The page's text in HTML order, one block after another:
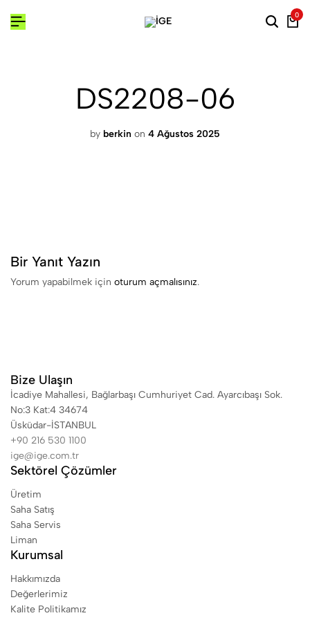
0
DS2208-06
by berkin on 4 Ağustos 2025
Bir Yanıt Yazın
Yorum yapabilmek için oturum açmalısınız.
Bize Ulaşın
İcadiye Mahallesi, Bağlarbaşı Cumhuriyet Cad. Ayarcıbaşı Sok.
No:3 Kat:4 34674
Üsküdar-İSTANBUL
+90 216 530 1100
ige@ige.com.tr
Sektörel Çözümler
Üretim
Saha Satış
Saha Servis
Liman
Kurumsal
Hakkımızda
Değerlerimiz
Kalite Politikamız